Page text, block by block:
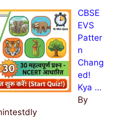
CBSE
EVS
Patter
n
Chang
ed!
Kya …
By